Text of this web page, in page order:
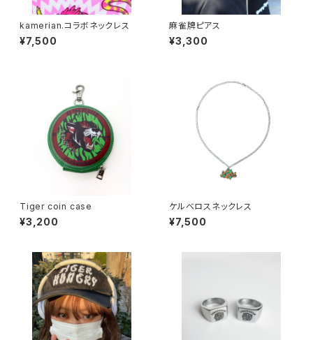
kamerian.コラボネックレス
¥7,500
麻雀牌ピアス
¥3,300
Tiger coin case
¥3,200
ケルベロスネックレス
¥7,500